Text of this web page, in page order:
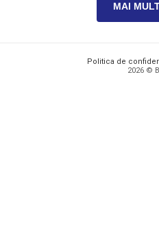
MAI
Politica de
2026 ©